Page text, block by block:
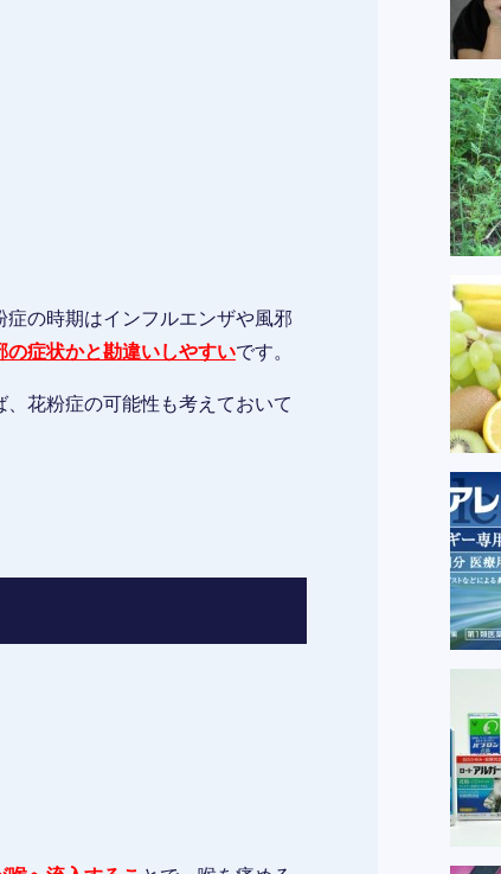
の時期はインフルエンザや風邪
の症状かと勘違いしやすいです。
、花粉症の可能性も考えておいて